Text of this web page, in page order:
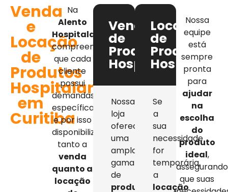
Venda
e
Locação
de
Produtos
Hospitalares
em
Curitiba
Na
Alento
Hospitalar
compreendemos
que cada
cliente
possui
demandas
específicas,
e por isso
disponibilizamos
tanto a
venda
quanto a
locação
Venda
de
Produtos
Hospitalares
Nossa
loja
oferece
uma
ampla
gama
de
produtos
Locação
de
Produtos
Se
a
sua
necessidade
for
temporária,
a
locação
Nossa
equipe
está
sempre
pronta
para
ajudar
na
escolha
do
produto
ideal,
assegurando
que suas